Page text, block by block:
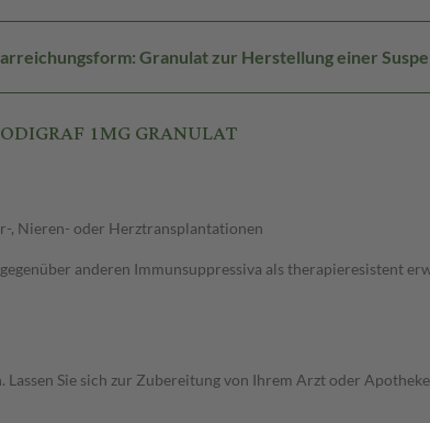
Granulat zur Herstellung einer
1MG GRANULAT
, Nieren- oder Herztransplantationen
anderen Immunsuppressiva als therapieresistent
Lassen Sie sich zur Zubereitung von Ihrem Arzt oder